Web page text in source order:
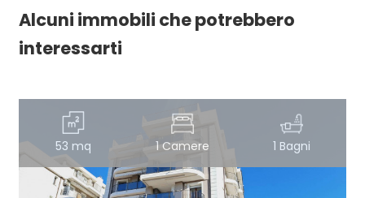
Alcuni immobili che potrebbero
interessarti
53 mq 1 Camere 1 Bagni